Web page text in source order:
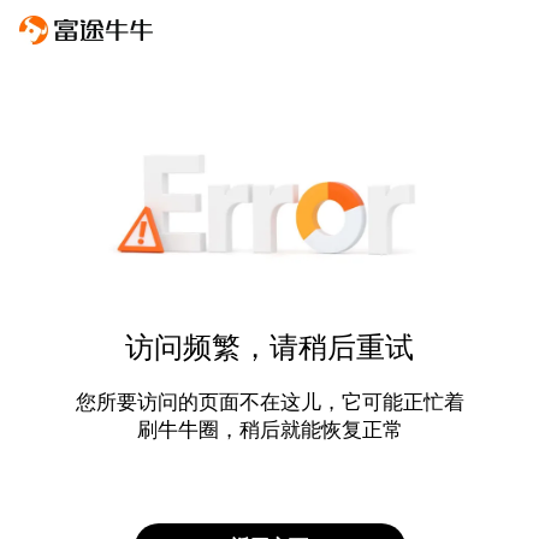
访问频繁，请稍后重试
您所要访问的页面不在这儿，它可能正忙着
刷牛牛圈，稍后就能恢复正常